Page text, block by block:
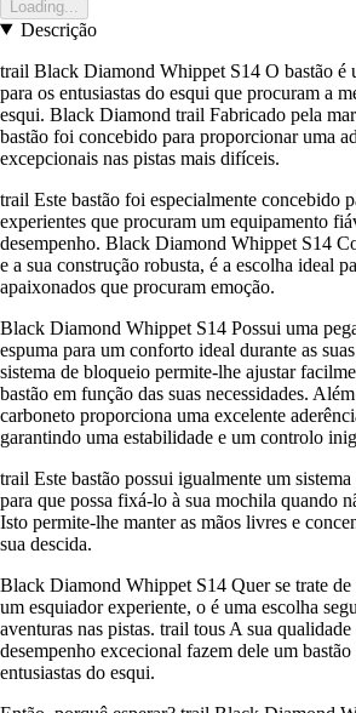
Loading...
Descrição
trail Black Diamond Whippet S14 O bastão é
para os entusiastas do esqui que procuram a
esqui. Black Diamond trail Fabricado pela
bastão foi concebido para proporcionar uma
excepcionais nas pistas mais difíceis.
trail Este bastão foi especialmente concebido
experientes que procuram um equipamento
desempenho. Black Diamond Whippet S14
e a sua construção robusta, é a escolha ideal
apaixonados que procuram emoção.
Black Diamond Whippet S14 Possui uma
espuma para um conforto ideal durante as
sistema de bloqueio permite-lhe ajustar
bastão em função das suas necessidades.
carboneto proporciona uma excelente
garantindo uma estabilidade e um controlo
trail Este bastão possui igualmente um
para que possa fixá-lo à sua mochila quando
Isto permite-lhe manter as mãos livres e
sua descida.
Black Diamond Whippet S14 Quer se trate
um esquiador experiente, o é uma escolha
aventuras nas pistas. trail tous A sua
desempenho excecional fazem dele um
entusiastas do esqui.